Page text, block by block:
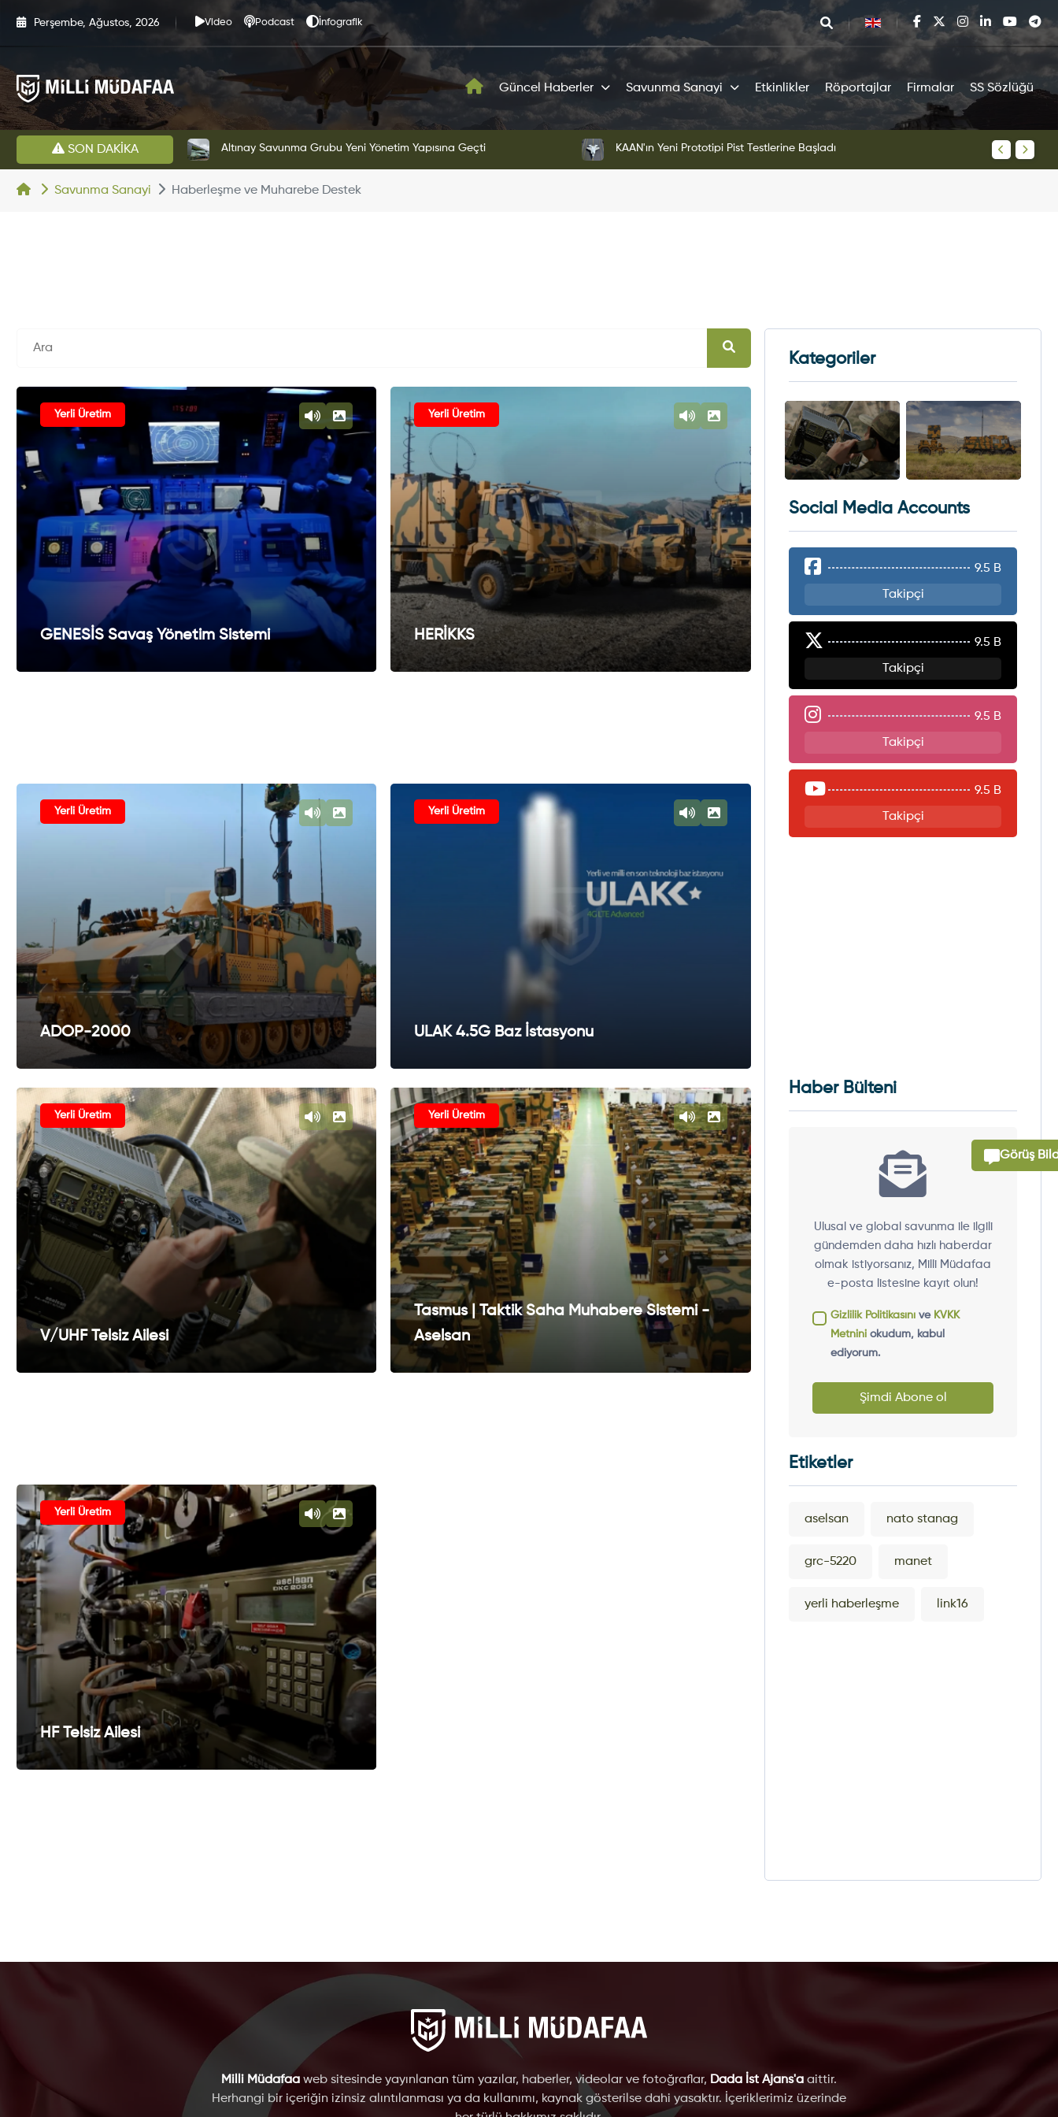
Perşembe, Ağustos, 2026 Video Podcast İnfografik
Güncel Haberler Savunma Sanayi Etkinlikler Röportajlar Firmalar SS Sözlüğü
SON DAKİKA Altınay Savunma Grubu Yeni Yönetim Yapısına Geçti KAAN'ın Yeni Prototipi Pist Testlerine Başladı KAAN
Savunma Sanayi Haberleşme ve Muharebe Destek
Yerli Üretim
GENESİS Savaş Yönetim Sistemi
Yerli Üretim
HERİKKS
Yerli Üretim
ADOP-2000
Yerli Üretim
ULAK 4.5G Baz İstasyonu
Yerli Üretim
V/UHF Telsiz Ailesi
Yerli Üretim
Tasmus | Taktik Saha Muhabere Sistemi -
Aselsan
Yerli Üretim
HF Telsiz Ailesi
Kategoriler
Social Media Accounts
9.5 B
Takipçi
9.5 B
Takipçi
9.5 B
Takipçi
9.5 B
Takipçi
Haber Bülteni
Ulusal ve global savunma ile ilgili
gündemden daha hızlı haberdar
olmak istiyorsanız, Milli Müdafaa
e-posta listesine kayıt olun!
Gizlilik Politikasını ve KVKK
Metnini okudum, kabul
ediyorum.
Şimdi Abone ol
Etiketler
aselsan nato stanag
grc-5220 manet
yerli haberleşme link16
Görüş
Milli Müdafaa web sitesinde yayınlanan tüm yazılar, haberler, videolar ve fotoğraflar, Dada İst Ajans'a aittir.
Herhangi bir içeriğin izinsiz alıntılanması ya da kullanımı, kaynak gösterilse dahi yasaktır. İçeriklerimiz üzerinde